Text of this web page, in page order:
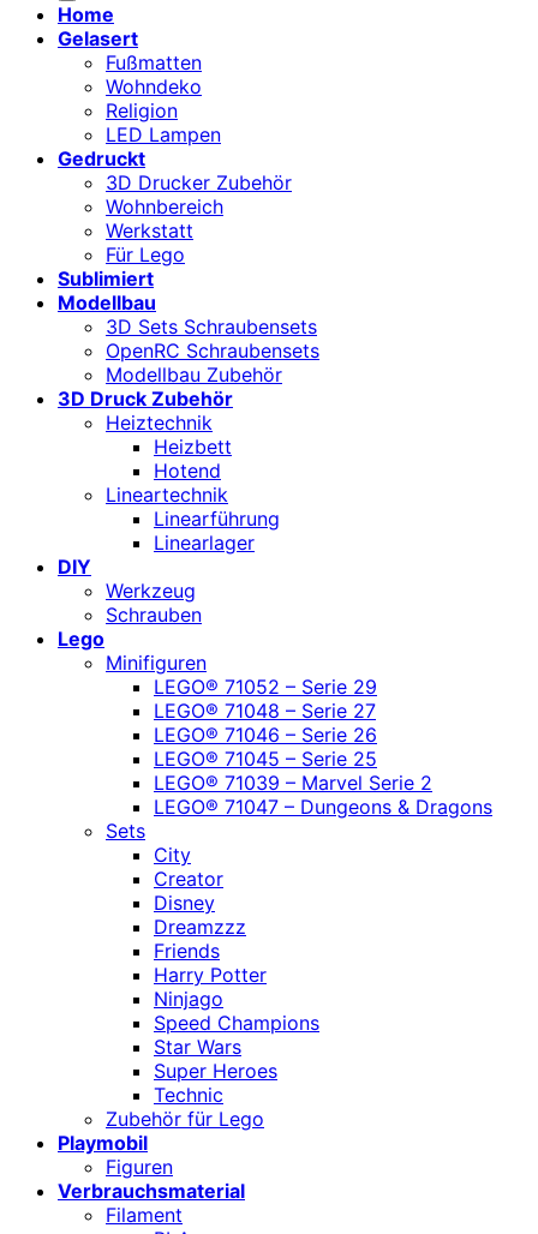
Home
Gelasert
Fußmatten
Wohndeko
Religion
LED Lampen
Gedruckt
3D Drucker Zubehör
Wohnbereich
Werkstatt
Für Lego
Sublimiert
Modellbau
3D Sets Schraubensets
OpenRC Schraubensets
Modellbau Zubehör
3D Druck Zubehör
Heiztechnik
Heizbett
Hotend
Lineartechnik
Linearführung
Linearlager
DIY
Werkzeug
Schrauben
Lego
Minifiguren
LEGO® 71052 – Serie 29
LEGO® 71048 – Serie 27
LEGO® 71046 – Serie 26
LEGO® 71045 – Serie 25
LEGO® 71039 – Marvel Serie 2
LEGO® 71047 – Dungeons & Dragons
Sets
City
Creator
Disney
Dreamzzz
Friends
Harry Potter
Ninjago
Speed Champions
Star Wars
Super Heroes
Technic
Zubehör für Lego
Playmobil
Figuren
Verbrauchsmaterial
Filament